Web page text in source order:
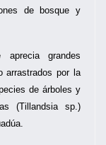
de bosque y
aprecia grandes
arrastrados por la
de árboles y
(Tillandsia sp.)